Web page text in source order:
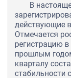
В
действующие
Отмечается
регистрацию в
прошлым
кварталу
стабильности